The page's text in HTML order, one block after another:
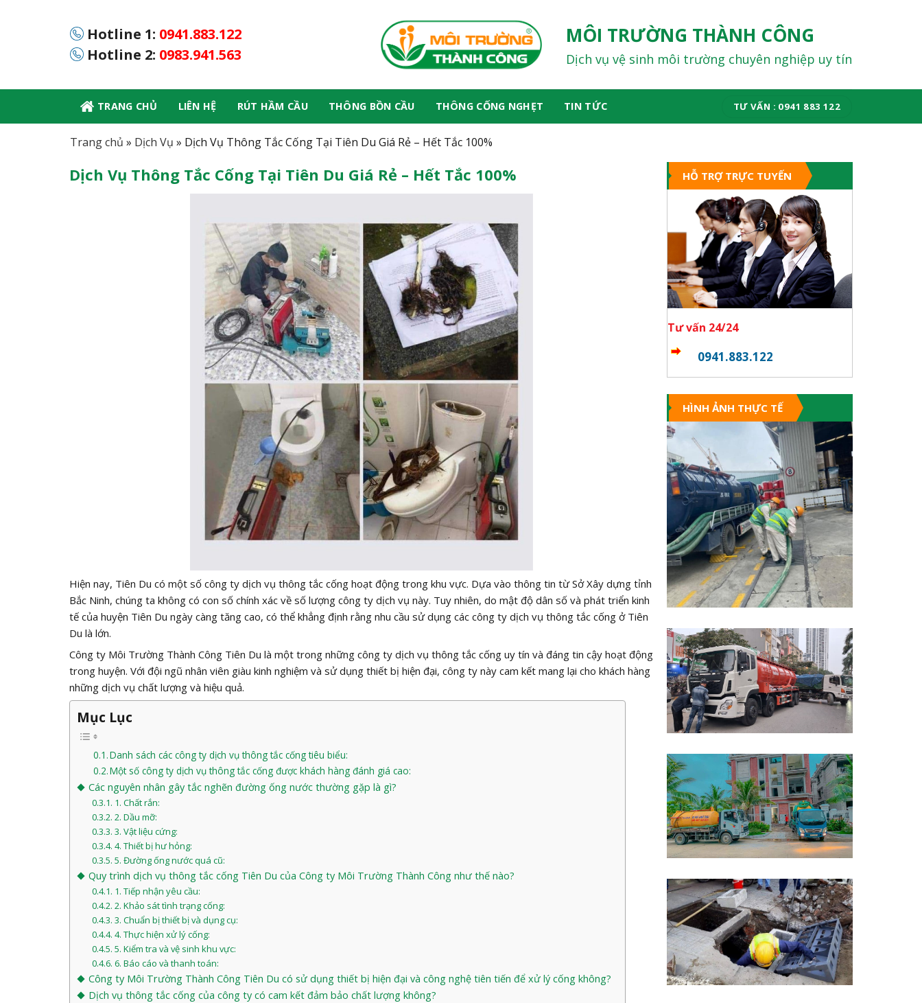
Hotline 1: 0941.883.122
Hotline 2: 0983.941.563
MÔI TRƯỜNG THÀNH CÔNG
Dịch vụ vệ sinh môi trường chuyên nghiệp uy tín
TRANG CHỦ LIÊN HỆ RÚT HẦM CẦU THÔNG BỒN CẦU THÔNG CỐNG NGHẸT TIN TỨC TƯ VẤN : 0941 883 122
Trang chủ » Dịch Vụ » Dịch Vụ Thông Tắc Cống Tại Tiên Du Giá Rẻ – Hết Tắc 100%
Dịch Vụ Thông Tắc Cống Tại Tiên Du Giá Rẻ – Hết Tắc 100%
Hiện nay, Tiên Du có một số công ty dịch vụ thông tắc cống hoạt động trong khu vực. Dựa vào thông tin từ Sở Xây dựng tỉnh
Bắc Ninh, chúng ta không có con số chính xác về số lượng công ty dịch vụ này. Tuy nhiên, do mật độ dân số và phát triển kinh
tế của huyện Tiên Du ngày càng tăng cao, có thể khẳng định rằng nhu cầu sử dụng các công ty dịch vụ thông tắc cống ở Tiên
Du là lớn.
Công ty Môi Trường Thành Công Tiên Du là một trong những công ty dịch vụ thông tắc cống uy tín và đáng tin cậy hoạt động
trong huyện. Với đội ngũ nhân viên giàu kinh nghiệm và sử dụng thiết bị hiện đại, công ty này cam kết mang lại cho khách hàng
những dịch vụ chất lượng và hiệu quả.
Mục Lục
Danh sách các công ty dịch vụ thông tắc cống tiêu biểu:
Một số công ty dịch vụ thông tắc cống được khách hàng đánh giá cao:
Các nguyên nhân gây tắc nghẽn đường ống nước thường gặp là gì?
1. Chất rắn:
2. Dầu mỡ:
3. Vật liệu cứng:
4. Thiết bị hư hỏng:
5. Đường ống nước quá cũ:
Quy trình dịch vụ thông tắc cống Tiên Du của Công ty Môi Trường Thành Công như thế nào?
1. Tiếp nhận yêu cầu:
2. Khảo sát tình trạng cống:
3. Chuẩn bị thiết bị và dụng cụ:
4. Thực hiện xử lý cống:
5. Kiểm tra và vệ sinh khu vực:
6. Báo cáo và thanh toán:
Công ty Môi Trường Thành Công Tiên Du có sử dụng thiết bị hiện đại và công nghệ tiên tiến để xử lý cống không?
Dịch vụ thông tắc cống của công ty có cam kết đảm bảo chất lượng không?
HỖ TRỢ TRỰC TUYẾN
Tư vấn 24/24
0941.883.122
HÌNH ẢNH THỰC TẾ